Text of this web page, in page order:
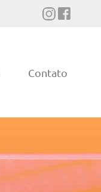
Contato